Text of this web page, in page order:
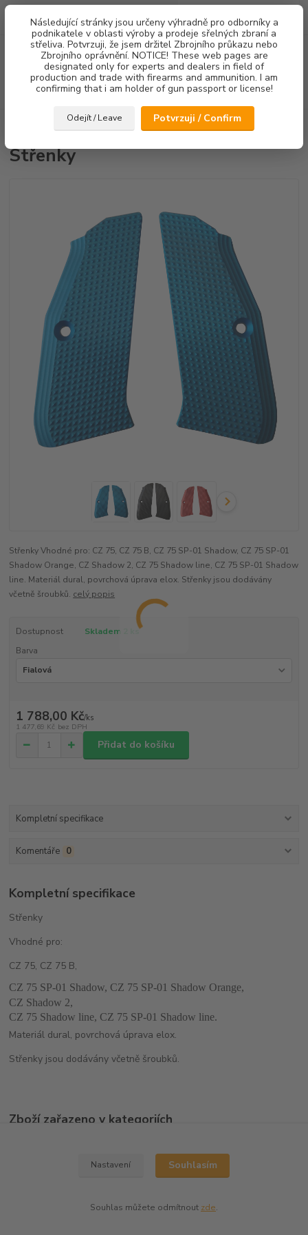
Následující stránky jsou určeny výhradně pro odborníky a
podnikatele v oblasti výroby a prodeje sřelných zbraní a
střeliva. Potvrzuji, že jsem držitel Zbrojního průkazu nebo
Zbrojního oprávnění. NOTICE! These web pages are
designated only for experts and dealers in field of
production and trade with firearms and ammunition. I am
confirming that i am holder of gun passport or license!
Odejít / Leave Potvrzuji / Confirm
Menu
Hledat
za0,00 Kč
Střenky
Střenky
Střenky Vhodné pro: CZ 75, CZ 75 B, CZ 75 SP-01 Shadow, CZ 75 SP-01
Shadow Orange, CZ Shadow 2, CZ 75 Shadow line, CZ 75 SP-01 Shadow
line. Materiál dural, povrchová úprava elox. Střenky jsou dodávány
včetně šroubků. celý popis
Dostupnost
Skladem 2 ks
Barva
1 788,00 Kč/ks
1 477,69 Kč bez DPH
Přidat do košíku
Kompletní specifikace
Komentáře 0
Kompletní specifikace
Střenky
Vhodné pro:
CZ 75, CZ 75 B,
CZ 75 SP-01 Shadow, CZ 75 SP-01 Shadow Orange,
CZ Shadow 2,
CZ 75 Shadow line, CZ 75 SP-01 Shadow line.
Materiál dural, povrchová úprava elox.
Střenky jsou dodávány včetně šroubků.
Zboží zařazeno v kategoriích
Nastavení Souhlasím
Souhlas můžete odmítnout zde.